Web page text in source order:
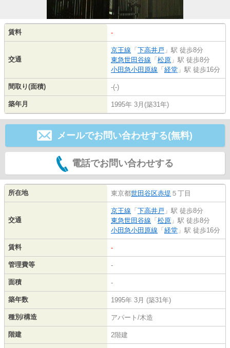
賃料 -
交通
京王線 「 下高井戸 」駅 徒歩8分
東急世田谷線 「 松原 」駅 徒歩8分
小田急小田原線 「 経堂 」駅 徒歩16分
間取り(面積) -(-)
築年月 1995年 3月(築31年)
メールでお問い合わせする(無料)
電話でお問い合わせする
所在地 東京都世田谷区赤堤 ５丁目
交通
京王線 「 下高井戸 」駅 徒歩8分
東急世田谷線 「 松原 」駅 徒歩8分
小田急小田原線 「 経堂 」駅 徒歩16分
賃料 -
管理費等 -
面積 -
築年数 1995年 3月 (築31年)
種別/構造 アパート/木造
階建 2階建